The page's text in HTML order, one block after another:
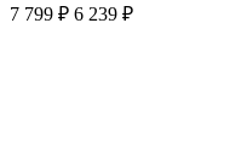
7 799 ₽ 6 239 ₽